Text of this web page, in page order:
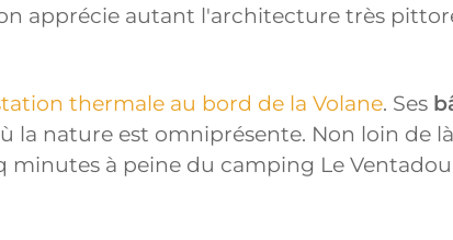
apprécie autant l'architecture très
thermale au bord de la Volane. Ses
la nature est omniprésente. Non loin de
minutes à peine du camping Le